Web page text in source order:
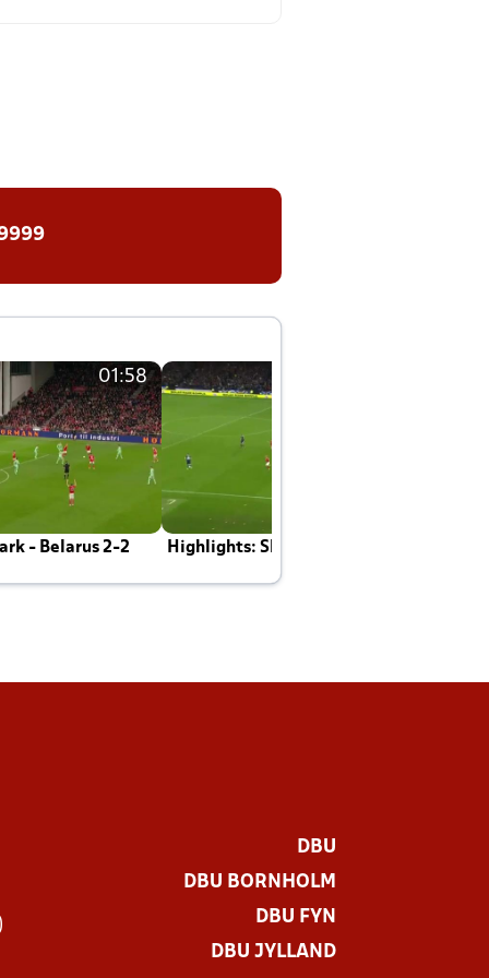
01:58
- Belarus 2-2 Highlights: Skotland - Danmark 4-2
DBU
DBU BORNHOLM
DBU FYN
DBU JYLLAND